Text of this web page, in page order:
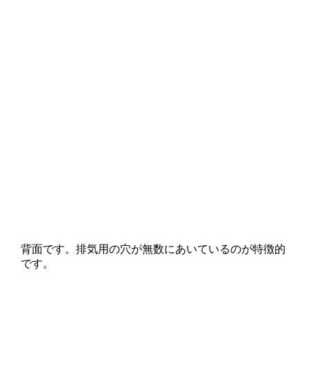
背面です。排気用の穴が無数にあいているのが特徴的
です。